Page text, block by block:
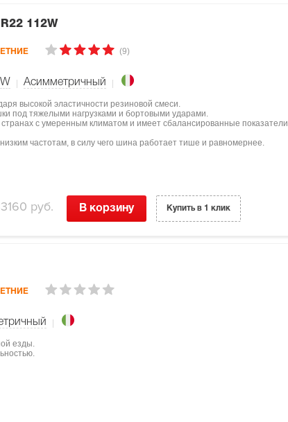
112W
(9)
W Асимметричный
высокой эластичности резиновой смеси.
под тяжелыми нагрузками и бортовыми ударами.
с умеренным климатом и имеет сбалансированные показатели
частотам, в силу чего шина работает тише и равномернее.
руб. В корзину Купить в 1 клик
езды.